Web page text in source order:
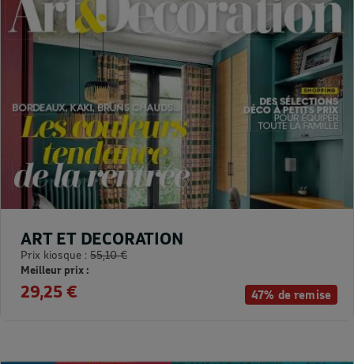
47% de remise
ART ET DECORATION
Prix kiosque : 55,10 €
Meilleur prix :
29,25 €